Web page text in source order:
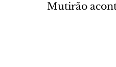
Mutirão